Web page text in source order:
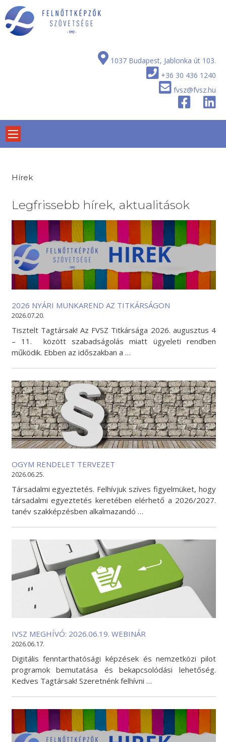
Skip
to
content
1037 Budapest, Jablonka út 103.
+36 30 436 1240
fvsz@fvsz.hu
Hírek
Legfrissebb hírek, aktualitások
2026 NYÁRI MUNKAREND AZ TITKÁRSÁGON
2026.07.20.
Tisztelt Tagtársak! Az FVSZ Titkársága 2026. augusztus 4
– 11. között szabadságolás miatt ügyeleti rendben
működik. Ebben az időszakban a …
OGYM RENDELET TERVEZET
2026.06.25.
Társadalmi egyeztetés. Felhívjuk szíves figyelmüket, hogy
társadalmi egyeztetés keretében elérhető a 2026/2027.
tanév szakképzésben alkalmazandó …
IVSZ MEGHÍVÓ: 2026.06.19. WEBINÁR
2026.06.17.
Digitális fenntarthatósági képzések és nemzetközi pilot
programok bemutatása és bekapcsolódási lehetőség.
Kedves Tagtársak! Szeretnénk felhívni …